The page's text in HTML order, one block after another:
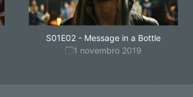
S01E02 - Message in a Bottle
1 novembro 2019